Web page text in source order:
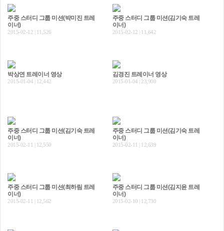
주중 스터디 그룹 미션(박미진 트레
이너)
2015-02-12 | 11,526
주중 스터디 그룹 미션(김기숙 트레
이너)
2015-02-12 | 11,642
박상연 트레이너 영상
2015-01-04 | 12,442
김경진 트레이너 영상
2015-01-04 | 23,900
주중 스터디 그룹 미션(김기숙 트레
이너)
2015-02-11 | 12,550
주중 스터디 그룹 미션(김기숙 트레
이너)
2015-02-11 | 12,639
주중 스터디 그룹 미션(최하림 트레
이너)
2015-02-11 | 12,562
주중 스터디 그룹 미션(김지윤 트레
이너)
2015-02-10 | 12,730